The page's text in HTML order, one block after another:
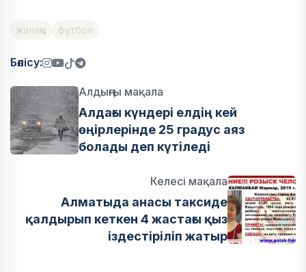
жалақы футбол
Бөлісу:
Алдыңғы мақала
Алдағы күндері елдің кей
өңірлерінде 25 градус аяз
болады деп күтіледі
Келесі мақала
Алматыда анасы таксиде
қалдырып кеткен 4 жастағы қыз
іздестіріліп жатыр